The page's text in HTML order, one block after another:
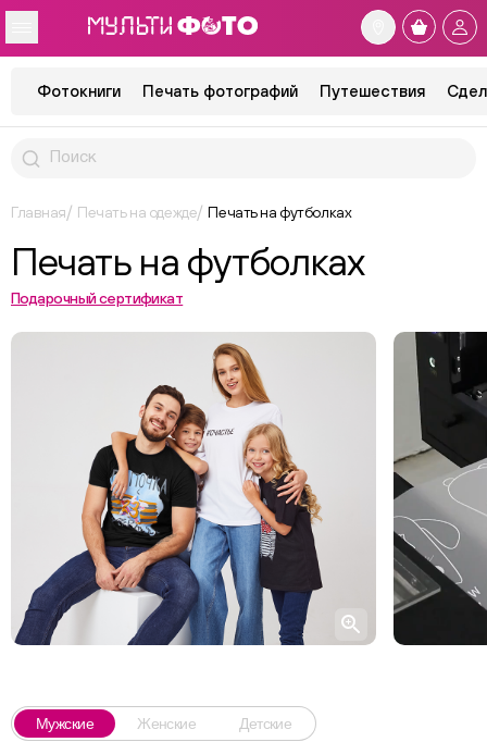
Фотокниги Печать фотографий Путешествия
Главная Печать на одежде Печать на футболках
Печать на футболках
Подарочный сертификат
Мужские Женские Детские